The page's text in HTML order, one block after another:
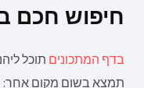
חיפוש חכם
בדף המתכונים תוכל
תמצא בשום מקום אחר: